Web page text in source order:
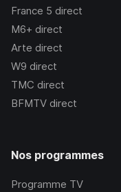
France 5 direct
M6+ direct
Arte direct
W9 direct
TMC direct
BFMTV direct
Nos programmes
Programme TV